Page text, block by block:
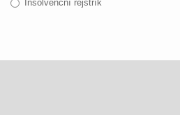
Insolvenční rejstřík